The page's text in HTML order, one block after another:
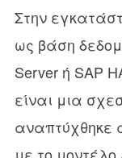
Στην
ως βάση
Server ή SAP
είναι μια
αναπτύχθηκε
με το μοντέλο